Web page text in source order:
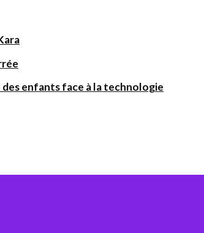
enfants face à la technologie